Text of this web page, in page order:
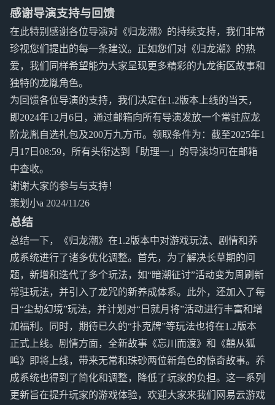
感谢导演支持与回馈
在此特别感谢各位导演对《归龙潮》的持续支持，我们非常
珍视您们提出的每一条建议。正如您们对《归龙潮》的热
爱，我们同样希望能为大家呈现更多精彩的九龙街区故事和
独特的龙胤角色。
为回馈各位导演的支持，我们决定在1.2版本上线的当天，
即2024年12月6日，通过邮箱向所有导演发放一个常驻应龙
阶龙胤自选礼包及200万九方币。领取条件为：截至2025年1
月17日08:59，所有头衔达到「助理一」的导演均可在邮箱
中查收。
谢谢大家的参与与支持！
策划小a 2024/11/26
总结
总结一下，《归龙潮》在1.2版本中对游戏玩法、剧情和养
成系统进行了诸多优化调整。首先，为了解决长草期的问
题，新增和迭代了多个玩法，如“暗潮征讨”活动变为周刷新
常驻玩法，并引入了龙咒的新养成体系。此外，还加入了每
日“尘劫幻境”玩法，并计划对“日就月将”活动进行丰富和增
加福利。同时，期待已久的“扑克牌”等玩法也将在1.2版本
正式上线。剧情方面，全新故事《忘川而渡》和《囍从狐
鸣》即将上线，带来无常和珠砂两位新角色的惊奇故事。养
成系统也得到了简化和调整，降低了玩家的负担。这一系列
更新旨在提升玩家的游戏体验，欢迎大家来我们网易云游戏